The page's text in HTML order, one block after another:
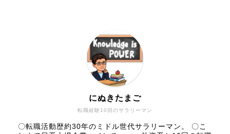
転職経験10回のサラリーマン
にぬきたまご
〇転職活動歴約30年のミドル世代サラリーマン。 〇こ